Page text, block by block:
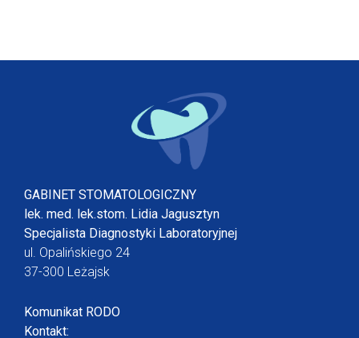
GABINET STOMATOLOGICZNY
lek. med. lek.stom. Lidia Jagusztyn
Specjalista Diagnostyki Laboratoryjnej
ul. Opalińskiego 24
37-300 Leżajsk
Komunikat RODO
Kontakt: